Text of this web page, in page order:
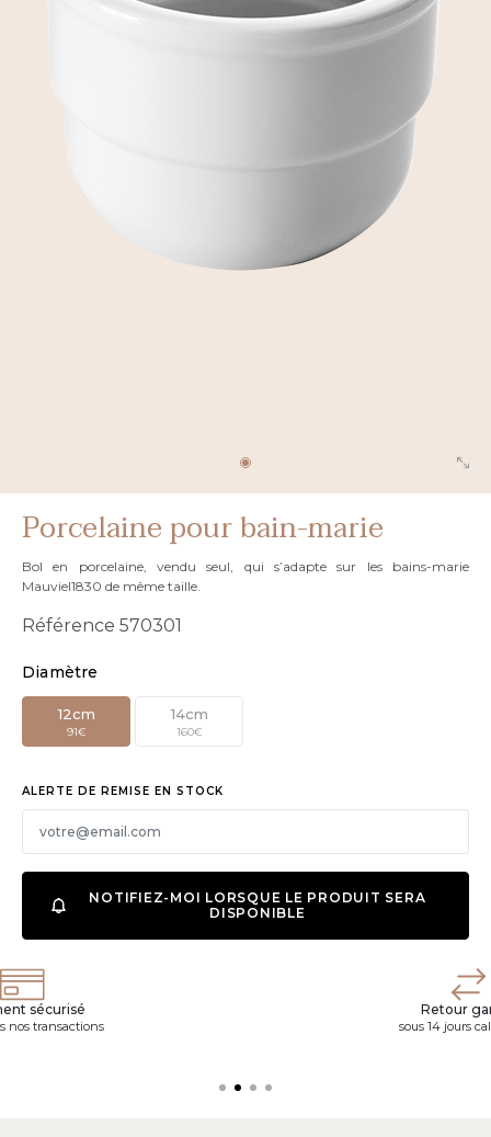
Porcelaine pour bain-marie
Bol en porcelaine, vendu seul, qui s’adapte sur les bains-marie
Mauviel1830 de même taille.
Référence 570301
Diamètre
12cm
91€
14cm
160€
ALERTE DE REMISE EN STOCK
NOTIFIEZ-MOI LORSQUE LE PRODUIT SERA
DISPONIBLE
sécurisé
nos transactions
Retour
sous 14 jours